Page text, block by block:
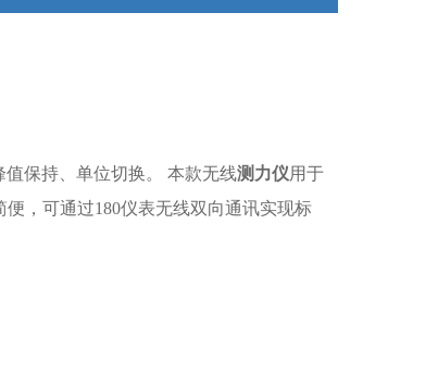
保持、单位切换。 本款无线测力仪用于
，可通过180仪表无线双向通讯实现标